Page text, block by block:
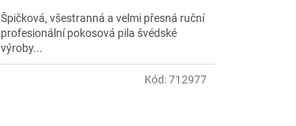
Špičková, všestranná a velmi přesná ruční
profesionální pokosová pila švédské
výroby...
Kód:712977